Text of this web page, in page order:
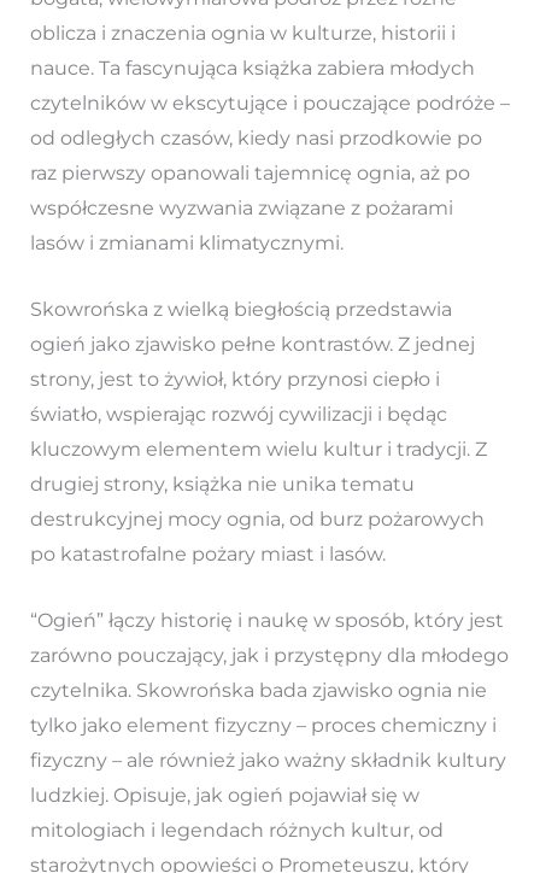
oblicza i znaczenia ognia w kulturze, historii i
nauce. Ta fascynująca książka zabiera młodych
czytelników w ekscytujące i pouczające podróże –
od odległych czasów, kiedy nasi przodkowie po
raz pierwszy opanowali tajemnicę ognia, aż po
współczesne wyzwania związane z pożarami
lasów i zmianami klimatycznymi.
Skowrońska z wielką biegłością przedstawia
ogień jako zjawisko pełne kontrastów. Z jednej
strony, jest to żywioł, który przynosi ciepło i
światło, wspierając rozwój cywilizacji i będąc
kluczowym elementem wielu kultur i tradycji. Z
drugiej strony, książka nie unika tematu
destrukcyjnej mocy ognia, od burz pożarowych
po katastrofalne pożary miast i lasów.
“Ogień” łączy historię i naukę w sposób, który jest
zarówno pouczający, jak i przystępny dla młodego
czytelnika. Skowrońska bada zjawisko ognia nie
tylko jako element fizyczny – proces chemiczny i
fizyczny – ale również jako ważny składnik kultury
ludzkiej. Opisuje, jak ogień pojawiał się w
mitologiach i legendach różnych kultur, od
starożytnych opowieści o Prometeuszu, który